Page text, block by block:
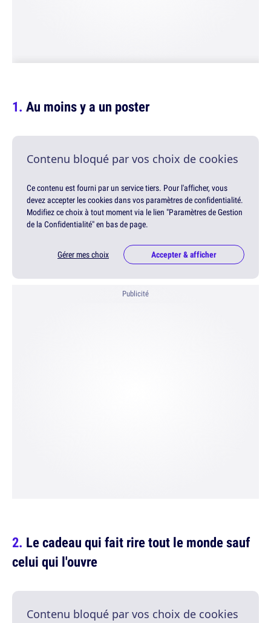
Au moins y a un poster
Contenu bloqué par vos choix de cookies
Ce contenu est fourni par un service tiers. Pour l'afficher, vous
devez accepter les cookies dans vos paramètres de confidentialité.
Modifiez ce choix à tout moment via le lien "Paramètres de Gestion
de la Confidentialité" en bas de page.
Gérer mes choix Accepter & afficher
Publicité
Le cadeau qui fait rire tout le monde sauf
celui qui l'ouvre
Contenu bloqué par vos choix de cookies